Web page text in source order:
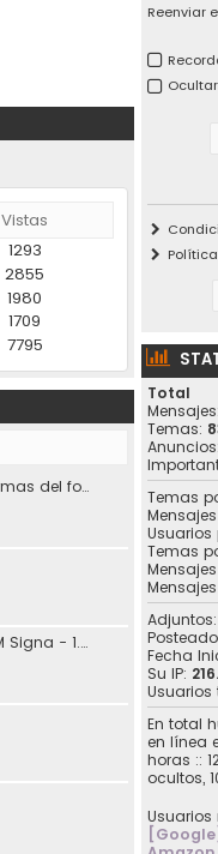
Vistas
1293
2855
1980
1709
7795
Condiciones de uso y normas del foro.
jdaguilar - SEAT Toledo 1M Signa - 1.8 20V 125CV Automático - 10/2001
Reenviar
Total
Mensajes:
Temas:
Anuncios:
Temas
Usuarios
Temas
Adjuntos:
Fecha
Su IP:
Usuarios
En total
en línea
horas ::
ocultos,
Usuarios
[Google]